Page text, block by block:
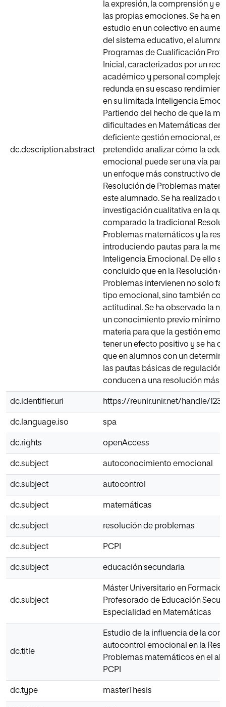
dc.description.abstract
la expresión, la comprensión y el
las propias emociones. Se ha
estudio en un colectivo en
del sistema educativo, el
Programas de Cualificación
Inicial, caracterizados por un
académico y personal complejo,
redunda en su escaso
en su limitada Inteligencia
Partiendo del hecho de que la
dificultades en Matemáticas
deficiente gestión emocional,
pretendido analizar cómo la
emocional puede ser una vía
un enfoque más constructivo de
Resolución de Problemas
este alumnado. Se ha realizado
investigación cualitativa en la
comparado la tradicional
Problemas matemáticos y la
introduciendo pautas para la
Inteligencia Emocional. De ello
concluido que en la Resolución
Problemas intervienen no solo
tipo emocional, sino también
actitudinal. Se ha observado la
un conocimiento previo mínimo
materia para que la gestión
tener un efecto positivo y se ha
que en alumnos con un
las pautas básicas de
conducen a una resolución más
dc.identifier.uri https://reunir.unir.net/handle/
dc.language.iso spa
dc.rights openAccess
dc.subject autoconocimiento emocional
dc.subject autocontrol
dc.subject matemáticas
dc.subject resolución de problemas
dc.subject PCPI
dc.subject educación secundaria
dc.subject
Máster Universitario en
Profesorado de Educación
Especialidad en Matemáticas
dc.title
Estudio de la influencia de la
autocontrol emocional en la
Problemas matemáticos en el
PCPI
dc.type masterThesis